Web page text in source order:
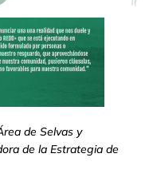
de Selvas y
de la Estrategia de